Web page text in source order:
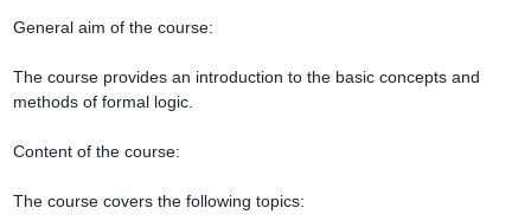
General aim of the course:
The course provides an introduction to the basic concepts and
methods of formal logic.
Content of the course:
The course covers the following topics: